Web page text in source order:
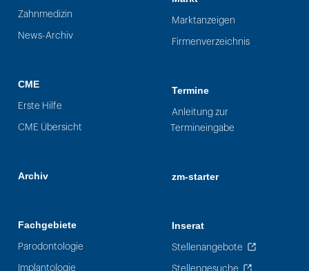
Zahnmedizin
News-Archiv
CME
Erste Hilfe
CME Übersicht
Archiv
Fachgebiete
Parodontologie
Implantologie
Marktanzeigen
Firmenverzeichnis
Termine
Anleitung zur
Termineingabe
zm-starter
Inserat
Stellenangebote
Stellengesuche